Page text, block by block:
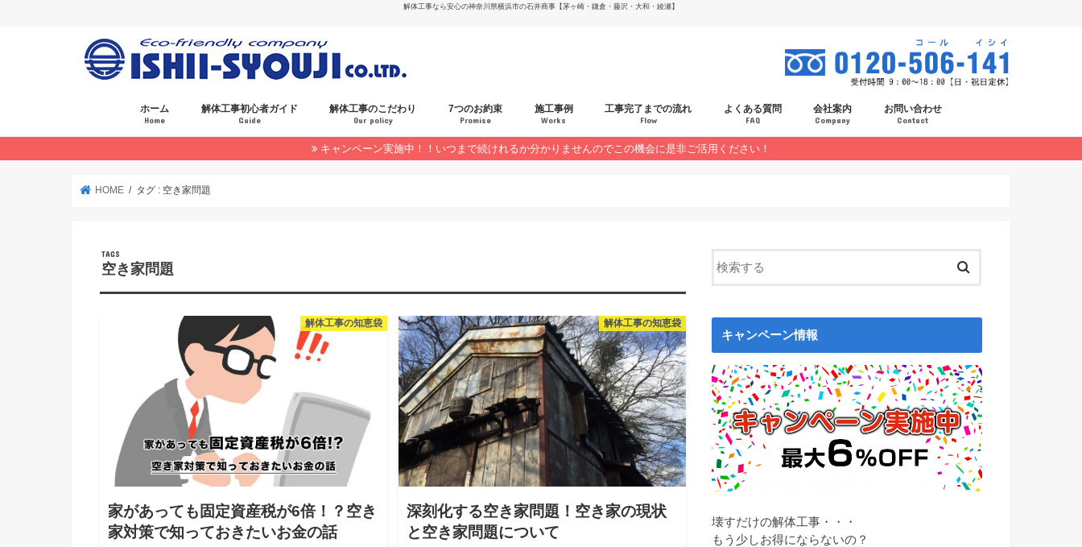
解体工事なら安心の神奈川県横浜市の石井商事【茅ヶ崎・鎌倉・藤沢・大和・綾瀬】
ホーム
Home
解体工事初心者ガイド
Guide
解体工事のこだわり
Our policy
7つのお約束
Promise
施工事例
Works
お客様の声
キャンペーン
工事完了までの流れ
Flow
よくある質問
FAQ
会社案内
Company
お問い合わせ
Contact
キャンペーン実施中！！いつまで続けれるか分かりませんのでこの機会に是非ご活用ください！
HOME タグ : 空き家問題
空き家問題
解体工事の知恵袋
家があっても固定資産税が6倍！？空き
家対策で知っておきたいお金の話
解体工事の知恵袋
深刻化する空き家問題！空き家の現状
と空き家問題について
キャンペーン情報
壊すだけの解体工事・・・
もう少しお得にならないの？